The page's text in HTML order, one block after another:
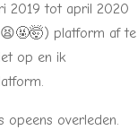
2019 tot april 2020
platform af te
op en ik
opeens overleden.